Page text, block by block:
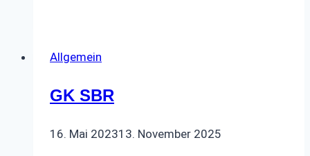
Allgemein
GK SBR
16. Mai 202313. November 2025